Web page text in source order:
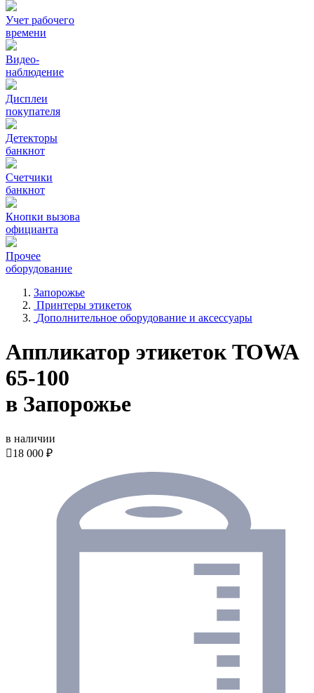
Учет рабочего
времени
Видео‑
наблюдение
Дисплеи
покупателя
Детекторы
банкнот
Счетчики
банкнот
Кнопки вызова
официанта
Прочее
оборудование
Запорожье
Принтеры этикеток
Дополнительное оборудование и аксессуары
Аппликатор этикеток TOWA
65-100
в Запорожье
в наличии
18 000 ₽